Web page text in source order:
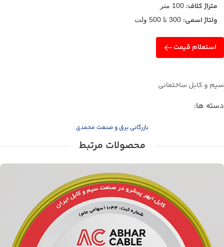
متراژ کلاف: 100 متر
ولتاژ اسمی: 300 تا 500 ولت
استعلام قیمت
سیم و کابل ساختمانی
دسته ها:
بازرگانی برق و صنعت محمدی
محصولات مرتبط